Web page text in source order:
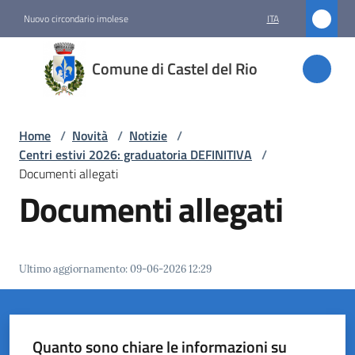
Nuovo circondario imolese ITA
Comune di Castel del Rio
Comune
di
Castel
Amministrazione
Vivere
Home / Novità / Notizie /
Centri estivi 2026: graduatoria DEFINITIVA /
Documenti allegati
Documenti allegati
Ultimo aggiornamento:09-06-2026 12:29
Quanto sono chiare le informazioni su